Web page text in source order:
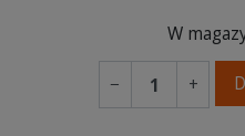
W
− +